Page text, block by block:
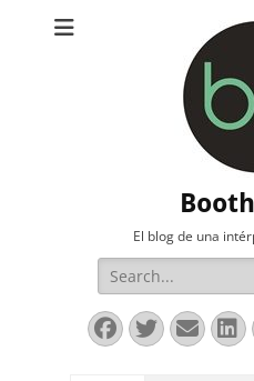
El blog de una
Buscar:
Facebook
Twitter